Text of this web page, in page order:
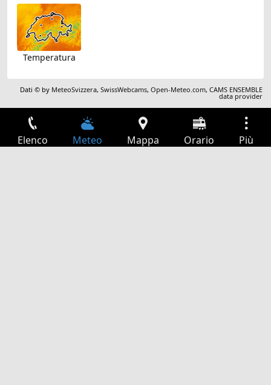
Temperatura
Dati © by MeteoSvizzera,SwissWebcams,Open-Meteo.com,CAMS ENSEMBLE
data provider
Elenco Meteo Mappa Orario Più